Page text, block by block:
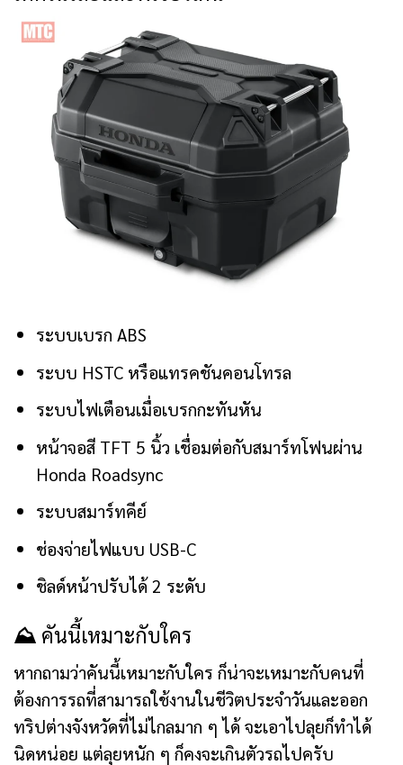
ระบบเบรก ABS
ระบบ HSTC หรือแทรคชันคอนโทรล
ระบบไฟเตือนเมื่อเบรกกะทันหัน
หน้าจอสี TFT 5 นิ้ว เชื่อมต่อกับสมาร์ทโฟนผ่าน
Honda Roadsync
ระบบสมาร์ทคีย์
ช่องจ่ายไฟแบบ USB-C
ชิลด์หน้าปรับได้ 2 ระดับ
⛰️ คันนี้เหมาะกับใคร
หากถามว่าคันนี้เหมาะกับใคร ก็น่าจะเหมาะกับคนที่
ต้องการรถที่สามารถใช้งานในชีวิตประจำวันและออก
ทริปต่างจังหวัดที่ไม่ไกลมาก ๆ ได้ จะเอาไปลุยก็ทำได้
นิดหน่อย แต่ลุยหนัก ๆ ก็คงจะเกินตัวรถไปครับ